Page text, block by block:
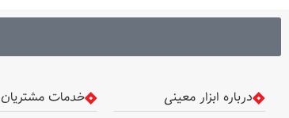
درباره ابزار معینی خدمات مشتریان